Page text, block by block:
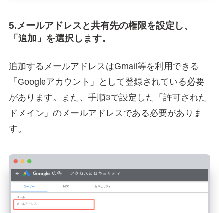
5.メールアドレスと共有先の権限を設定し、
「追加」を選択します。
追加するメールアドレスはGmail等を利用できる
「Googleアカウント」として登録されている必要
があります。また、手順3で設定した「許可された
ドメイン」のメールアドレスである必要がありま
す。